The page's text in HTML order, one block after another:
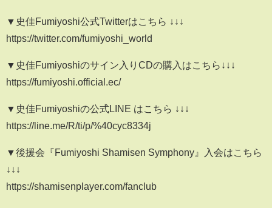
▼史佳Fumiyoshi公式Twitterはこちら ↓↓↓
https://twitter.com/fumiyoshi_world
▼史佳Fumiyoshiのサイン入りCDの購入はこちら↓↓↓
https://fumiyoshi.official.ec/
▼史佳Fumiyoshiの公式LINE はこちら ↓↓↓
https://line.me/R/ti/p/%40cyc8334j
▼後援会『Fumiyoshi Shamisen Symphony』入会はこちら
↓↓↓
https://shamisenplayer.com/fanclub